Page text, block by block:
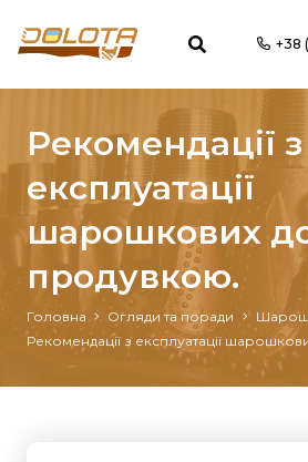
+38
Рекомендації з
експлуатації
шарошкових
продувкою.
Головна Огляди та поради
Рекомендації з експлуатації